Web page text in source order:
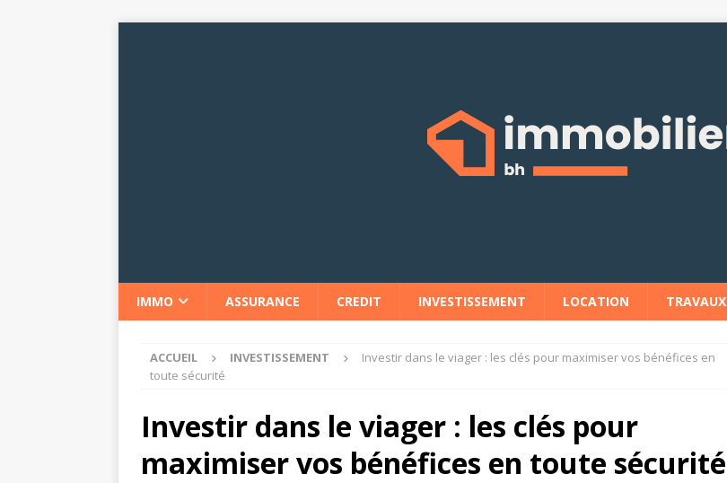
IMMO ASSURANCE CREDIT INVESTISSEMENT LOCATION TRAVAUX
ACCUEIL INVESTISSEMENT
Investir dans le viager : les clés pour maximiser vos bénéfices en
toute sécurité
Investir dans le viager : les clés pour
maximiser vos bénéfices en toute sécurité